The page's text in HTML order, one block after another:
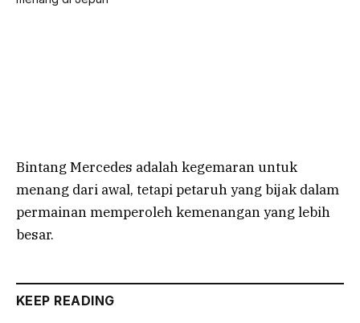
Bintang Mercedes adalah kegemaran untuk
menang dari awal, tetapi petaruh yang bijak dalam
permainan memperoleh kemenangan yang lebih
besar.
KEEP READING